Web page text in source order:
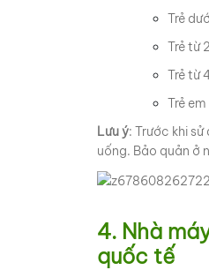
Trẻ
Trẻ từ
Trẻ từ
Trẻ
Lưu ý: Trước khi
uống. Bảo quản ở
4. Nhà
quốc tế